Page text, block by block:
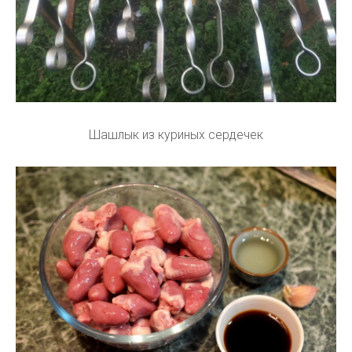
Шашлык из куриных сердечек